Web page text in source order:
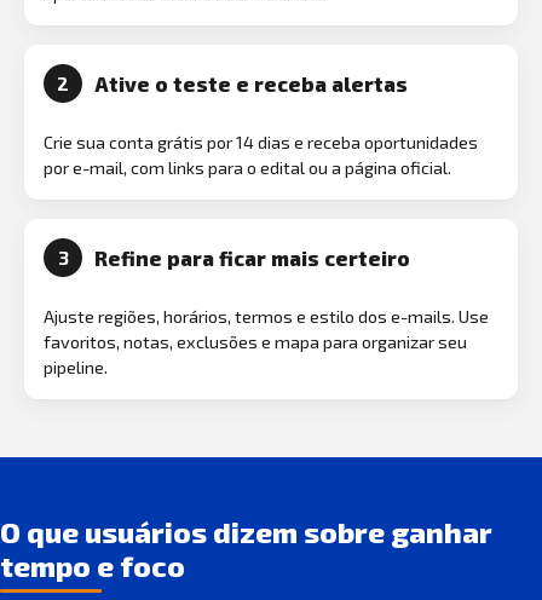
2 Ative o teste e receba alertas
Crie sua conta grátis por 14 dias e receba oportunidades
por e-mail, com links para o edital ou a página oficial.
3 Refine para ficar mais certeiro
Ajuste regiões, horários, termos e estilo dos e-mails. Use
favoritos, notas, exclusões e mapa para organizar seu
pipeline.
O que usuários dizem sobre ganhar
tempo e foco